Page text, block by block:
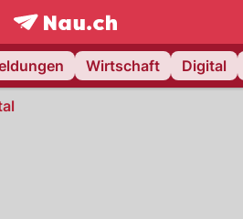
frontpage.NAU.ch
Wirtschaft Digital